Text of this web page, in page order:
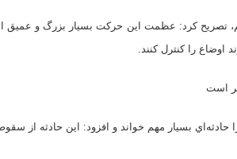
‌تصريح كرد: عظمت اين حركت بسيار بزرگ و عميق
اوضاع را كنترل كنند.
است